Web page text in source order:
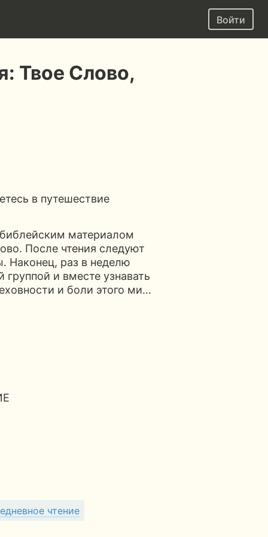
Войти
Твое Слово,
в путешествие
материалом
После чтения следуют
Наконец, раз в неделю
и вместе узнавать
и боли этого ми…
чтение